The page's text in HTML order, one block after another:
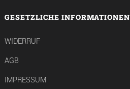
GESETZLICHE INFORMATIONEN
WIDERRUF
AGB
IMPRESSUM